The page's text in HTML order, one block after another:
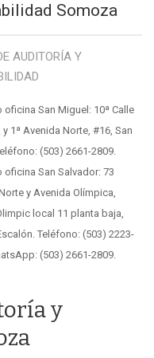
Somoza
AUDITORÍA Y
San Miguel: 10ª Calle
y 1ª Avenida Norte, #16, San
(503) 2661-2809.
oficina San Salvador: 73
y Avenida Olímpica,
local 11 planta baja,
Teléfono: (503) 2223-
(503) 2661-2809.
y